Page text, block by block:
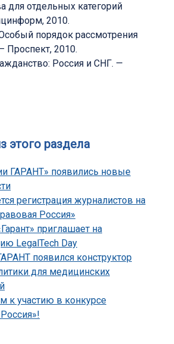
для отдельных категорий
2010.
порядок рассмотрения
Проспект, 2010.
Россия и СНГ. —
этого раздела
ГАРАНТ» появились новые
регистрация журналистов на
Россия»
приглашает на
LegalTech Day
появился конструктор
для медицинских
к участию в конкурсе